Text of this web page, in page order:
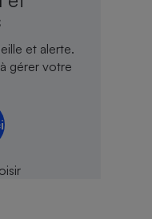
et alerte.
gérer votre